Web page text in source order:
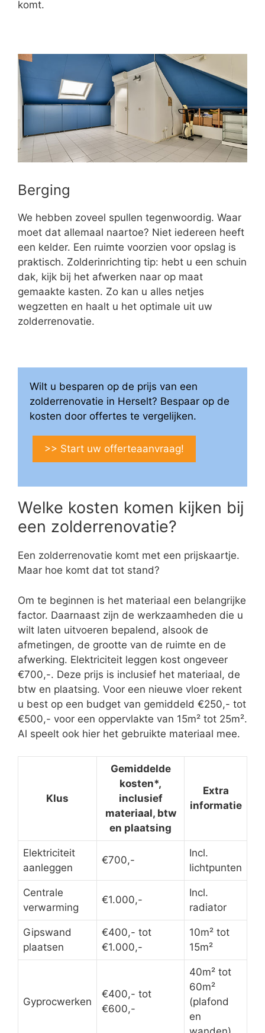
komt.
Berging
We hebben zoveel spullen tegenwoordig. Waar
moet dat allemaal naartoe? Niet iedereen heeft
een kelder. Een ruimte voorzien voor opslag is
praktisch. Zolderinrichting tip: hebt u een schuin
dak, kijk bij het afwerken naar op maat
gemaakte kasten. Zo kan u alles netjes
wegzetten en haalt u het optimale uit uw
zolderrenovatie.
Wilt u besparen op de prijs van een
zolderrenovatie in Herselt? Bespaar op de
kosten door offertes te vergelijken.
>> Start uw offerteaanvraag!
Welke kosten komen kijken bij
een zolderrenovatie?
Een zolderrenovatie komt met een prijskaartje.
Maar hoe komt dat tot stand?
Om te beginnen is het materiaal een belangrijke
factor. Daarnaast zijn de werkzaamheden die u
wilt laten uitvoeren bepalend, alsook de
afmetingen, de grootte van de ruimte en de
afwerking. Elektriciteit leggen kost ongeveer
€700,-. Deze prijs is inclusief het materiaal, de
btw en plaatsing. Voor een nieuwe vloer rekent
u best op een budget van gemiddeld €250,- tot
€500,- voor een oppervlakte van 15m² tot 25m².
Al speelt ook hier het gebruikte materiaal mee.
Klus
Gemiddelde
kosten*,
inclusief
materiaal, btw
en plaatsing
Extra
informatie
Elektriciteit
aanleggen
€700,-
Incl.
lichtpunten
Centrale
verwarming
€1.000,-
Incl.
radiator
Gipswand
plaatsen
€400,- tot
€1.000,-
10m² tot
15m²
Gyprocwerken
€400,- tot
€600,-
40m² tot
60m²
(plafond
en